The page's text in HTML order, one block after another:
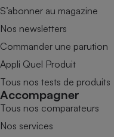
S’abonner au magazine
Nos newsletters
Commander une parution
Appli Quel Produit
Tous nos tests de produits
Accompagner
Tous nos comparateurs
Nos services